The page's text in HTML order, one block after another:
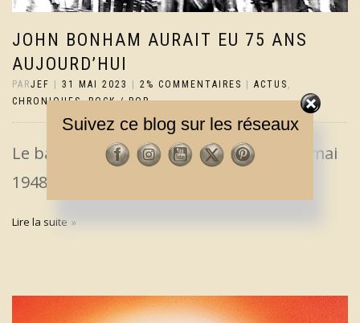
JOHN BONHAM AURAIT EU 75 ANS
AUJOURD’HUI
PARJEF 31 MAI 2023 2% COMMENTAIRES ACTUS ,
CHRONIQUES,ROCK / POP
Le batteur de Led Zeppelin est né le 31 mai
1948 et décédé le 25 septembre 1980.
Lire la suite
Suivez ce blog sur les réseaux